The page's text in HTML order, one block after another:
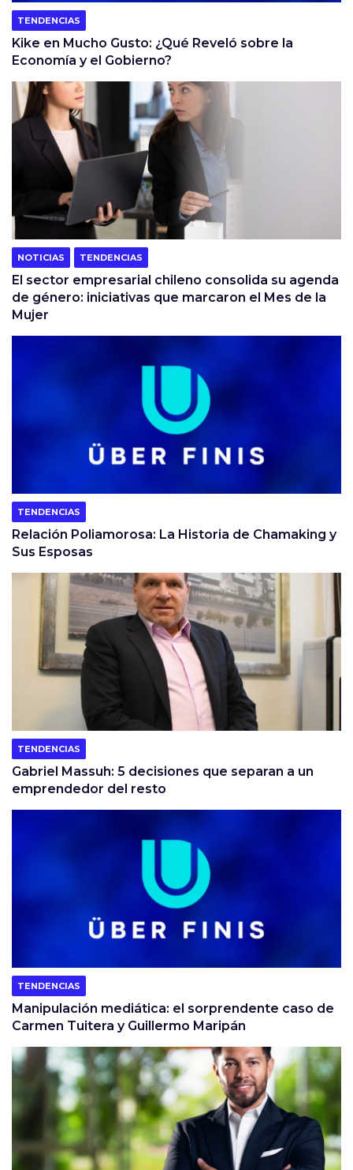
TENDENCIAS
Kike en Mucho Gusto: ¿Qué Reveló sobre la
Economía y el Gobierno?
NOTICIAS TENDENCIAS
El sector empresarial chileno consolida su agenda
de género: iniciativas que marcaron el Mes de la
Mujer
TENDENCIAS
Relación Poliamorosa: La Historia de Chamaking y
Sus Esposas
TENDENCIAS
Gabriel Massuh: 5 decisiones que separan a un
emprendedor del resto
TENDENCIAS
Manipulación mediática: el sorprendente caso de
Carmen Tuitera y Guillermo Maripán